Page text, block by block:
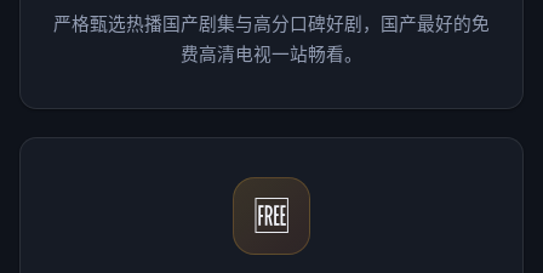
严格甄选热播国产剧集与高分口碑好剧，国产最好的免
费高清电视一站畅看。
🆓